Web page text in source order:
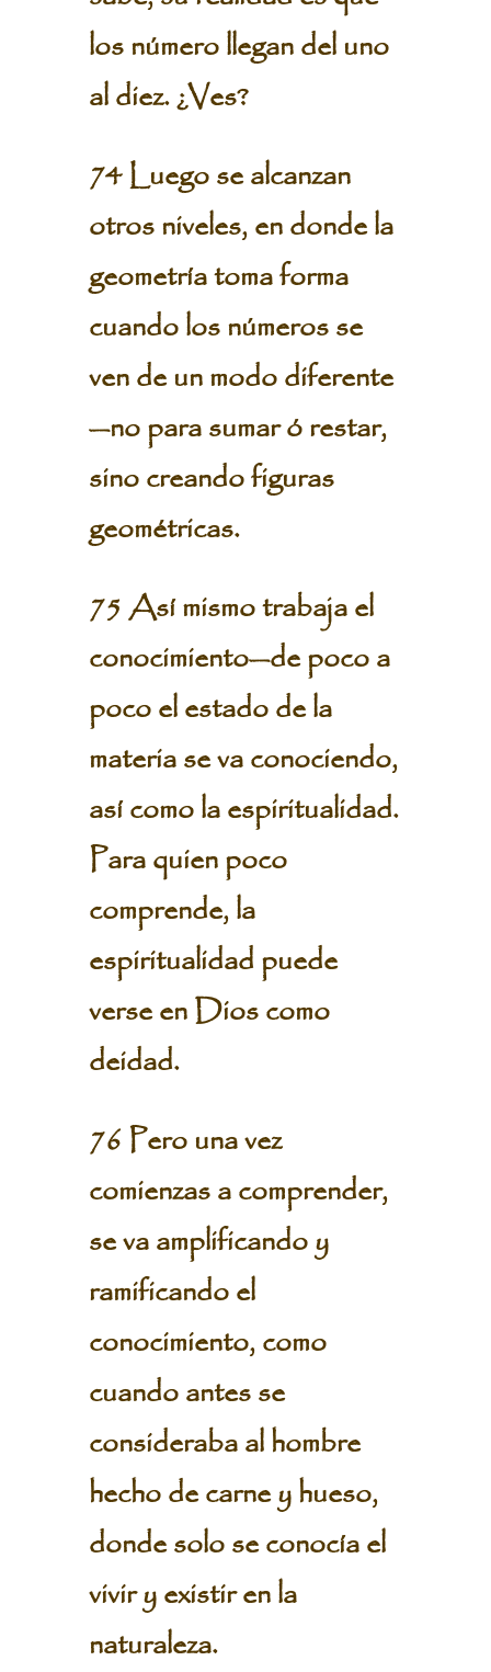
los número llegan del uno
al diez. ¿Ves?
74 Luego se alcanzan
otros niveles, en donde la
geometría toma forma
cuando los números se
ven de un modo diferente
—no para sumar ó restar,
sino creando figuras
geométricas.
75 Así mismo trabaja el
conocimiento—de poco a
poco el estado de la
materia se va conociendo,
así como la espiritualidad.
Para quien poco
comprende, la
espiritualidad puede
verse en Dios como
deidad.
76 Pero una vez
comienzas a comprender,
se va amplificando y
ramificando el
conocimiento, como
cuando antes se
consideraba al hombre
hecho de carne y hueso,
donde solo se conocía el
vivir y existir en la
naturaleza.